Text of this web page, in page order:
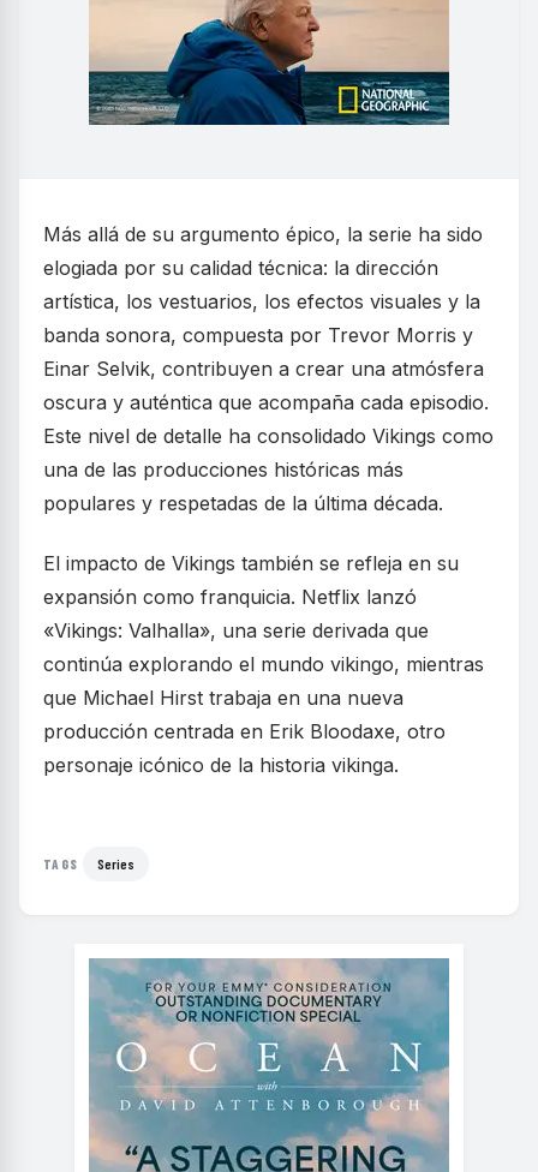
Más allá de su argumento épico, la serie ha sido
elogiada por su calidad técnica: la dirección
artística, los vestuarios, los efectos visuales y la
banda sonora, compuesta por Trevor Morris y
Einar Selvik, contribuyen a crear una atmósfera
oscura y auténtica que acompaña cada episodio.
Este nivel de detalle ha consolidado Vikings como
una de las producciones históricas más
populares y respetadas de la última década.
El impacto de Vikings también se refleja en su
expansión como franquicia. Netflix lanzó
«Vikings: Valhalla», una serie derivada que
continúa explorando el mundo vikingo, mientras
que Michael Hirst trabaja en una nueva
producción centrada en Erik Bloodaxe, otro
personaje icónico de la historia vikinga.
TAGS Series